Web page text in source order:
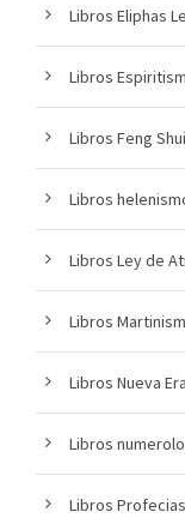
Libros Eliphas
Libros
Libros Feng
Libros
Libros Ley de
Libros
Libros Nueva
Libros
Libros Profecias